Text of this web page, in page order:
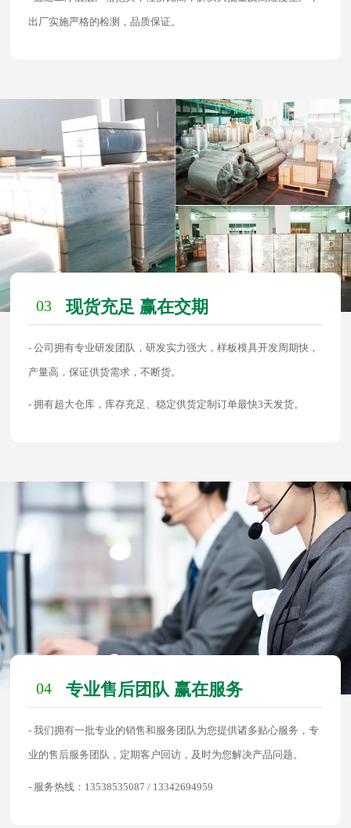
出厂实施严格的检测，品质保证。
03 现货充足 赢在交期
- 公司拥有专业研发团队，研发实力强大，样板模具开发周期快，
产量高，保证供货需求，不断货。
- 拥有超大仓库，库存充足、稳定供货定制订单最快3天发货。
04 专业售后团队 赢在服务
- 我们拥有一批专业的销售和服务团队为您提供诸多贴心服务，专
业的售后服务团队，定期客户回访，及时为您解决产品问题。
- 服务热线：13538535087 / 13342694959